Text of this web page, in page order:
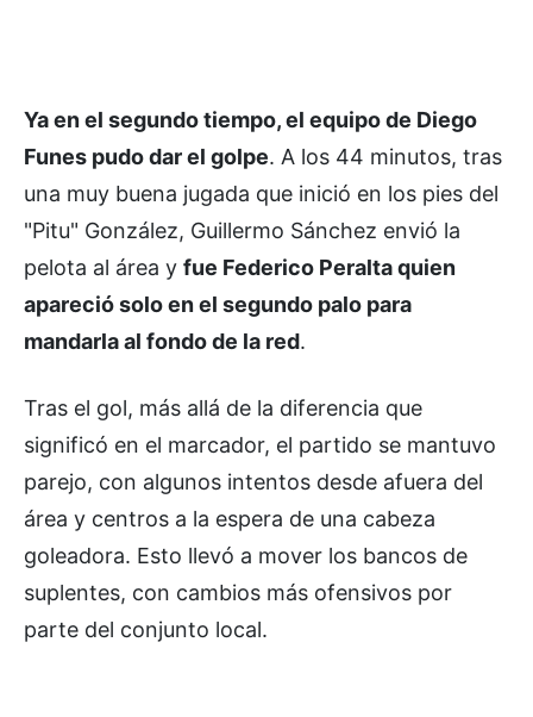
Ya en el segundo tiempo, el equipo de Diego
Funes pudo dar el golpe. A los 44 minutos, tras
una muy buena jugada que inició en los pies del
"Pitu" González, Guillermo Sánchez envió la
pelota al área y fue Federico Peralta quien
apareció solo en el segundo palo para
mandarla al fondo de la red.
Tras el gol, más allá de la diferencia que
significó en el marcador, el partido se mantuvo
parejo, con algunos intentos desde afuera del
área y centros a la espera de una cabeza
goleadora. Esto llevó a mover los bancos de
suplentes, con cambios más ofensivos por
parte del conjunto local.